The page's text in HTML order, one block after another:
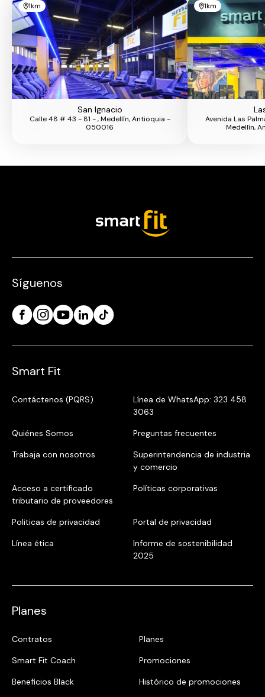
1km
San Ignacio
Calle 48 # 43 - 81 - , Medellín, Antioquia -
050016
1km
Avenida Las
Medellín,
Síguenos
Smart Fit
Contáctenos (PQRS)
Línea de WhatsApp: 323 458
3063
Quiénes Somos
Preguntas frecuentes
Trabaja con nosotros
Superintendencia de industria
y comercio
Acceso a certificado
tributario de proveedores
Políticas corporativas
Politicas de privacidad
Portal de privacidad
Línea ética
Informe de sostenibilidad
2025
Planes
Contratos
Planes
Smart Fit Coach
Promociones
Beneficios Black
Histórico de promociones